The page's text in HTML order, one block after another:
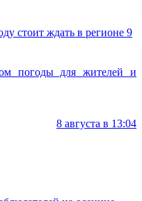
стоит ждать в регионе 9
погоды для жителей и
8 августа в 13:04